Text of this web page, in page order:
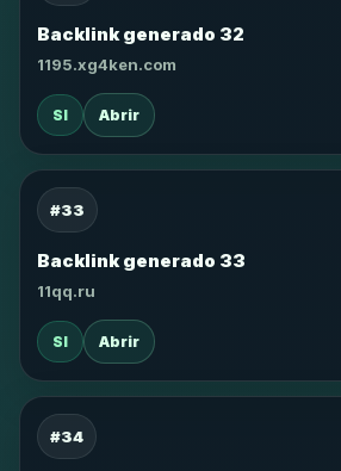
Backlink generado 32
1195.xg4ken.com
SI Abrir
#33
Backlink generado 33
11qq.ru
SI Abrir
#34